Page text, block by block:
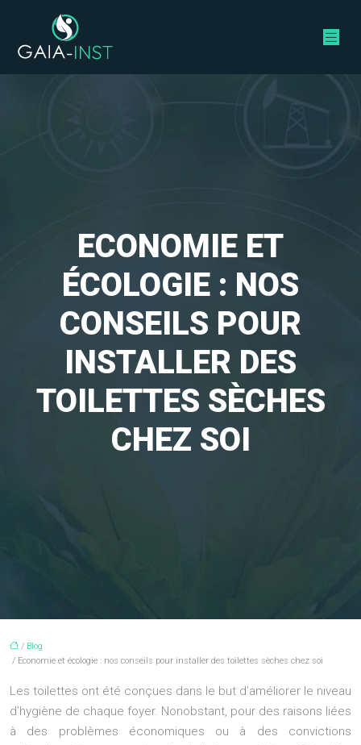
ECONOMIE ET
ÉCOLOGIE : NOS
CONSEILS POUR
INSTALLER DES
TOILETTES SÈCHES
CHEZ SOI
/ Blog
/ Economie et écologie : nos conseils pour installer des toilettes sèches chez soi
Les toilettes ont été conçues dans le but d’améliorer le niveau
d’hygiène de chaque foyer. Nonobstant, pour des raisons liées
à des problèmes économiques ou à des convictions